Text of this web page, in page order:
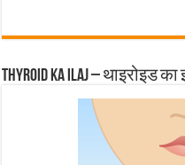
Thyroid ka ilaj – थाइरोइड